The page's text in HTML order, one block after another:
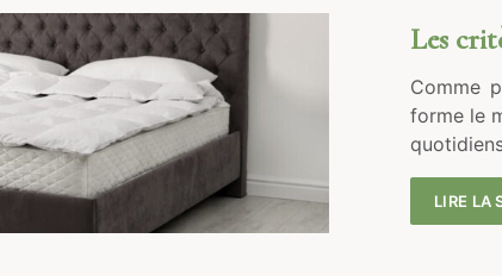
Les
Comme
forme le
LIRE LA